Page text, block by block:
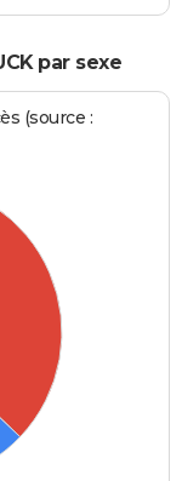
par sexe
(source :